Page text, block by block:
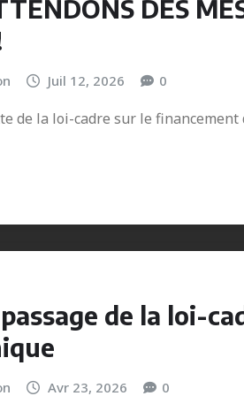
DES
Juil 12, 2026 0
de la loi-cadre sur le financement
de la loi-
Avr 23, 2026 0